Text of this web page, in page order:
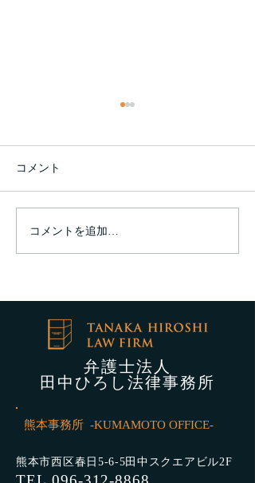
Youtubeチャンネルを開設
いたしました
コメント
コメントを追加…
弁護士法人
田中ひろし法律事務所
熊本事務所 -KUMAMOTO OFFICE-
熊本市西区春日5-6-5田中スクエアビル2F